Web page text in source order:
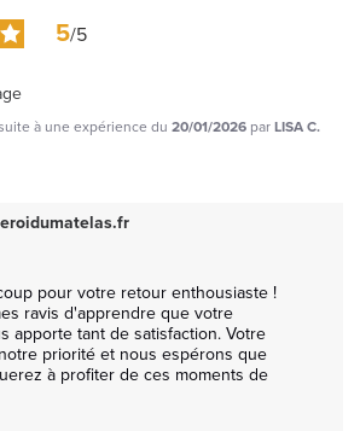
5/5
à une expérience du 20/01/2026 parLISA C.
pour votre retour enthousiaste !
ravis d'apprendre que votre
apporte tant de satisfaction. Votre
priorité et nous espérons que
à profiter de ces moments de